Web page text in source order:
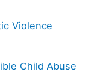
Violence
Child Abuse